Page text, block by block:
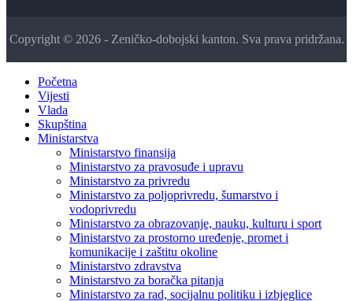
Copyright © 2026 - Zeničko-dobojski kanton. Sva prava pridržana.
Početna
Vijesti
Vlada
Skupština
Ministarstva
Ministarstvo finansija
Ministarstvo za pravosuđe i upravu
Ministarstvo za privredu
Ministarstvo za poljoprivredu, šumarstvo i
vodoprivredu
Ministarstvo za obrazovanje, nauku, kulturu i sport
Ministarstvo za prostorno uređenje, promet i
komunikacije i zaštitu okoline
Ministarstvo zdravstva
Ministarstvo za boračka pitanja
Ministarstvo za rad, socijalnu politiku i izbjeglice